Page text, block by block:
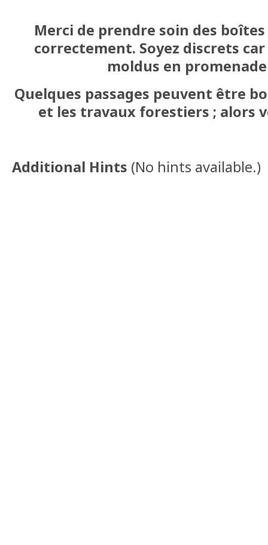
Merci de prendre soin des
correctement. Soyez discrets
moldus en
Quelques passages peuvent être
et les travaux forestiers ; alors
Additional Hints (No hints available.)